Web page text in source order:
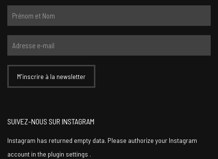
SUIVEZ-NOUS SUR INSTAGRAM
Instagram has returned empty data. Please authorize your Instagram
account in the plugin settings .